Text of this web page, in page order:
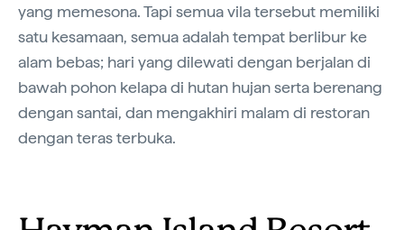
yang memesona. Tapi semua vila tersebut memiliki
satu kesamaan, semua adalah tempat berlibur ke
alam bebas; hari yang dilewati dengan berjalan di
bawah pohon kelapa di hutan hujan serta berenang
dengan santai, dan mengakhiri malam di restoran
dengan teras terbuka.